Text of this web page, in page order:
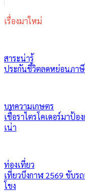
เรื่องมาใหม่
สาระน่ารู้
ประกันชีวิตลดหย่อนภาษี
บทความเกษตร
เชื้อราไตรโคเดอร์มาป้อ
เน่า
ท่องเที่ยว
เที่ยวบึงกาฬ 2569 ขับร
โขง